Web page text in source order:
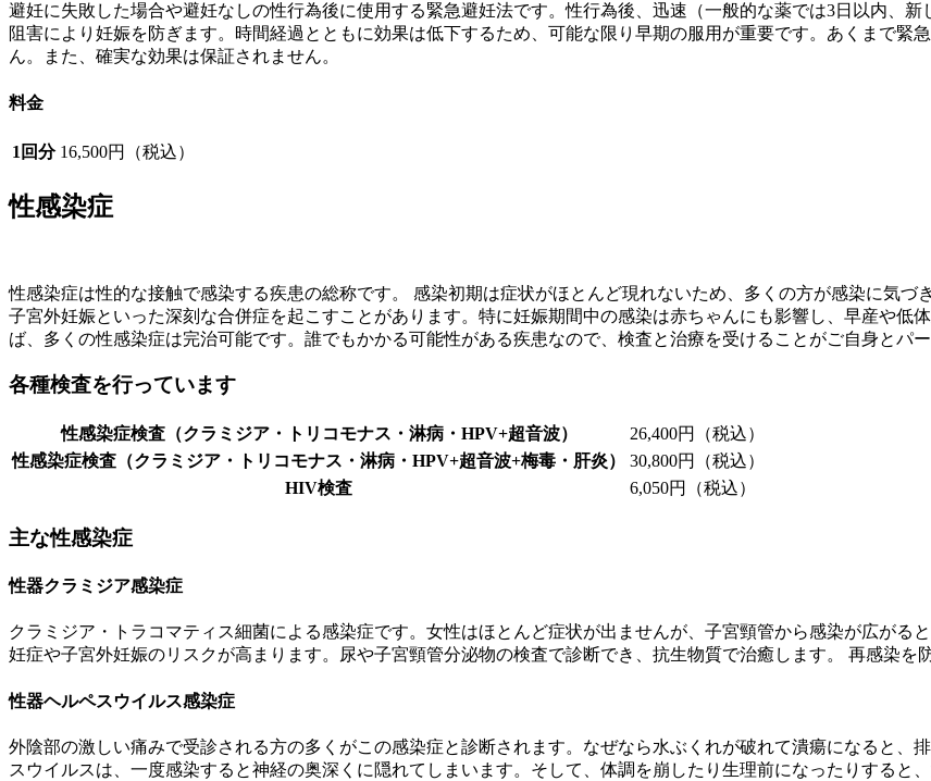
避妊に失敗した場合や避妊なしの性行為後に使用する緊急避妊法です。性行為後、迅速（一般的な薬では3日以内、
阻害により妊娠を防ぎます。時間経過とともに効果は低下するため、可能な限り早期の服用が重要です。あくまで緊
ん。また、確実な効果は保証されません。
料金
1回分 16,500円（税込）
性感染症
性感染症は性的な接触で感染する疾患の総称です。 感染初期は症状がほとんど現れないため、多くの方が感染に気づ
子宮外妊娠といった深刻な合併症を起こすことがあります。特に妊娠期間中の感染は赤ちゃんにも影響し、早産や低
ば、多くの性感染症は完治可能です。誰でもかかる可能性がある疾患なので、検査と治療を受けることがご自身とパ
各種検査を行っています
性感染症検査（クラミジア・トリコモナス・淋病・HPV+超音波）
26,400円（税込）
性感染症検査（クラミジア・トリコモナス・淋病・HPV+超音波+梅毒・肝炎）
30,800円（税込）
HIV検査
6,050円（税込）
主な性感染症
性器クラミジア感染症
クラミジア・トラコマティス細菌による感染症です。女性はほとんど症状が出ませんが、子宮頸管から感染が広がる
妊症や子宮外妊娠のリスクが高まります。尿や子宮頸管分泌物の検査で診断でき、抗生物質で治癒します。 再感染を
性器ヘルペスウイルス感染症
外陰部の激しい痛みで受診される方の多くがこの感染症と診断されます。なぜなら水ぶくれが破れて潰瘍になると、
スウイルスは、一度感染すると神経の奥深くに隠れてしまいます。そして、体調を崩したり生理前になったりすると